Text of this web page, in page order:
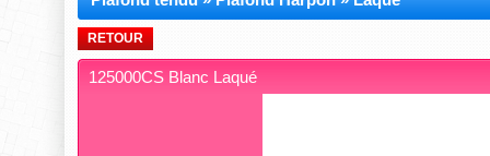
RETOUR
125000CS Blanc Laqué